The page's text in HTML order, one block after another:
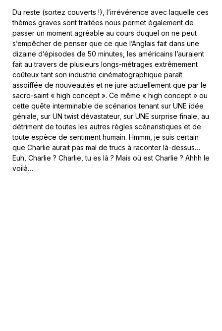
Du reste (sortez couverts !), l’irrévérence avec laquelle ces
thèmes graves sont traitées nous permet également de
passer un moment agréable au cours duquel on ne peut
s’empêcher de penser que ce que l’Anglais fait dans une
dizaine d’épisodes de 50 minutes, les américains l’auraient
fait au travers de plusieurs longs-métrages extrêmement
coûteux tant son industrie cinématographique paraît
assoiffée de nouveautés et ne jure actuellement que par le
sacro-saint « high concept ». Ce même « high concept » ou
cette quête interminable de scénarios tenant sur UNE idée
géniale, sur UN twist dévastateur, sur UNE surprise finale, au
détriment de toutes les autres règles scénaristiques et de
toute espèce de sentiment humain. Hmmm, je suis certain
que Charlie aurait pas mal de trucs à raconter là-dessus…
Euh, Charlie ? Charlie, tu es là ? Mais où est Charlie ? Ahhh le
voilà…